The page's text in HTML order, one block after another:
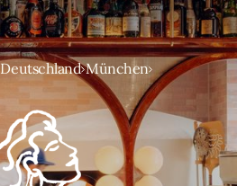
Deutschland München